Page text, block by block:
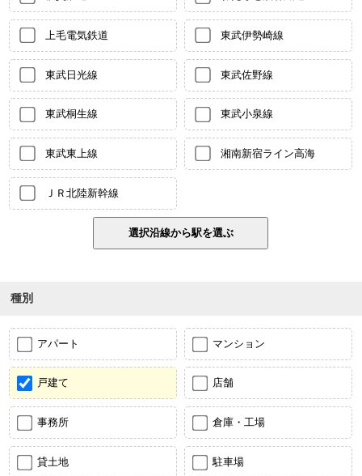
上毛電気鉄道 東武伊勢崎線
東武日光線 東武佐野線
東武桐生線 東武小泉線
東武東上線 湘南新宿ライン高海
ＪＲ北陸新幹線
種別
アパート マンション
戸建て 店舗
事務所 倉庫・工場
貸土地 駐車場